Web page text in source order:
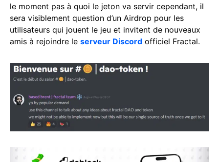
le moment pas à quoi le jeton va servir cependant, il
sera visiblement question d’un Airdrop pour les
utilisateurs qui jouent le jeu et invitent de nouveaux
amis à rejoindre le serveur Discord officiel Fractal.